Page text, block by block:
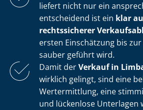
liefert nicht nur ein
entscheidend ist ein klar
rechtssicherer
ersten Einschätzung bis
sauber geführt wird.
Damit derVerkauf in
wirklich gelingt, sind eine
Wertermittlung, eine
und lückenlose Unterlagen